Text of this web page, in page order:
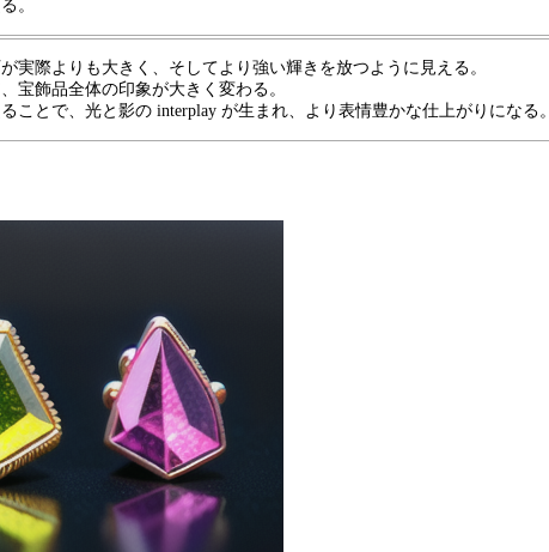
。
実際よりも大きく、そしてより強い輝きを放つように見える。
宝飾品全体の印象が大きく変わる。
ことで、光と影の interplay が生まれ、より表情豊かな仕上がりになる。